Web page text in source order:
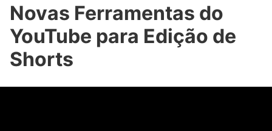
Novas Ferramentas do
YouTube para Edição de
Shorts